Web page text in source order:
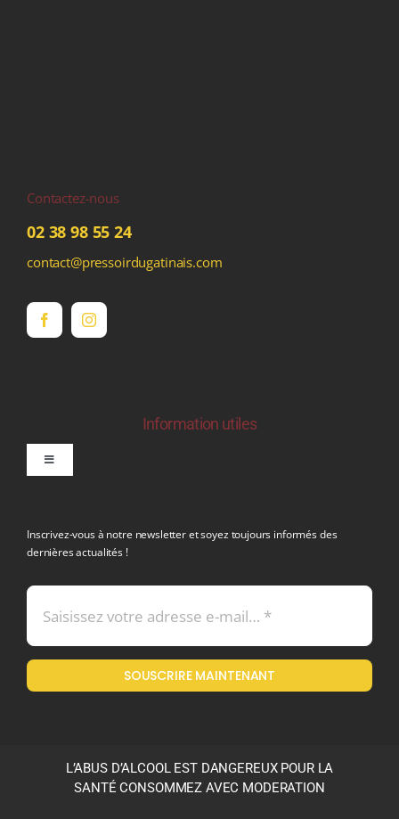
Contactez-nous
02 38 98 55 24
contact@pressoirdugatinais.com
Information utiles
Toggle
Mentions légales
Politique en matière de remboursements et de retours
Inscrivez-vous à notre newsletter et soyez toujours informés des
dernières actualités !
SOUSCRIRE MAINTENANT
L’ABUS D’ALCOOL EST DANGEREUX POUR LA
SANTÉ CONSOMMEZ AVEC MODERATION